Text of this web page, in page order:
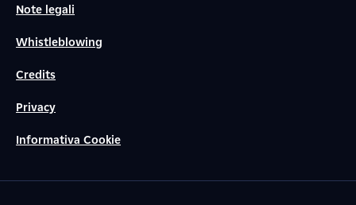
Note legali
Whistleblowing
Credits
Privacy
Informativa Cookie